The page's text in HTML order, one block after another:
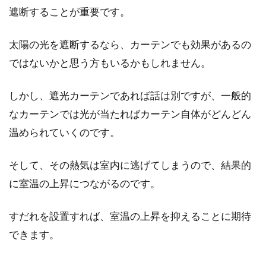
センス良くコーディネートされた部屋で快適に
ッキリ収納！簡単DIY！
ね。しかし、多くの場合納戸には備え付けの棚
窓をステキにリメイク！内扉をDIY
遮断することが重要です。
太陽の光を遮断するなら、カーテンでも効果があるの
ではないかと思う方もいるかもしれません。
しかし、遮光カーテンであれば話は別ですが、一般的
なカーテンでは光が当たればカーテン自体がどんどん
温められていくのです。
そして、その熱気は室内に逃げてしまうので、結果的
に室温の上昇につながるのです。
すだれを設置すれば、室温の上昇を抑えることに期待
できます。